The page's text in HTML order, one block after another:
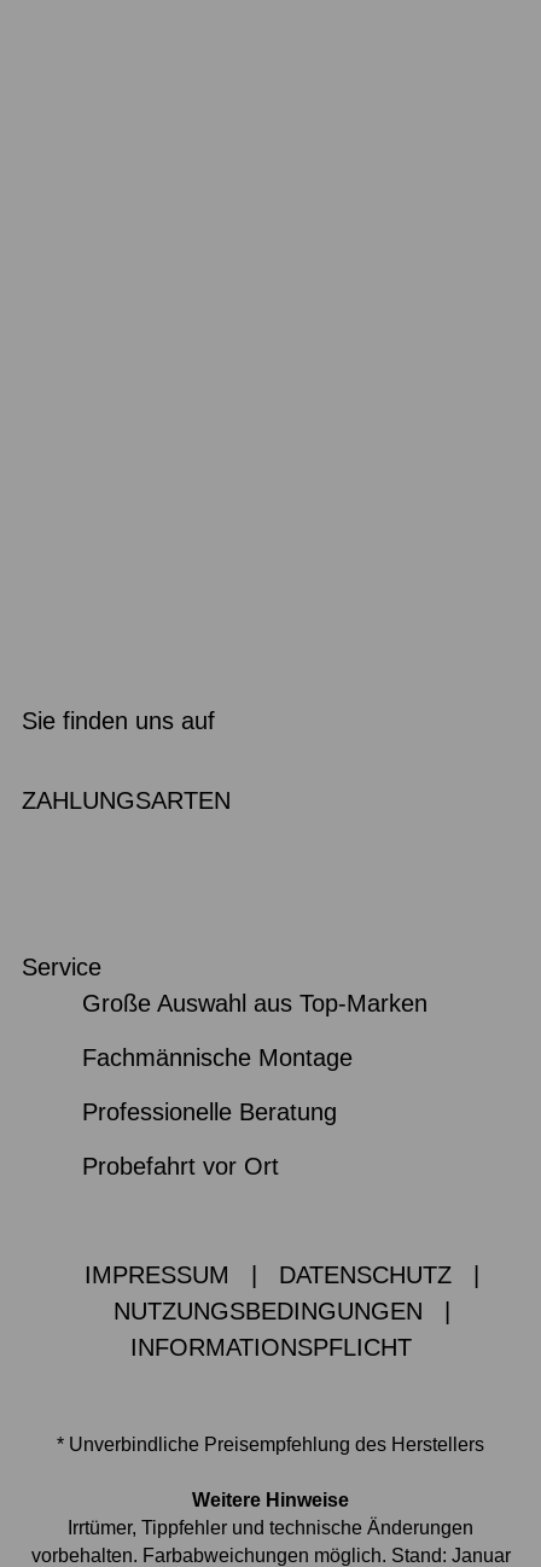
Sie finden uns auf
ZAHLUNGSARTEN
Service
Große Auswahl aus Top-Marken
Fachmännische Montage
Professionelle Beratung
Probefahrt vor Ort
IMPRESSUM DATENSCHUTZ
NUTZUNGSBEDINGUNGEN
INFORMATIONSPFLICHT
* Unverbindliche Preisempfehlung des Herstellers
Weitere Hinweise
Irrtümer, Tippfehler und technische Änderungen
vorbehalten. Farbabweichungen möglich. Stand: Januar